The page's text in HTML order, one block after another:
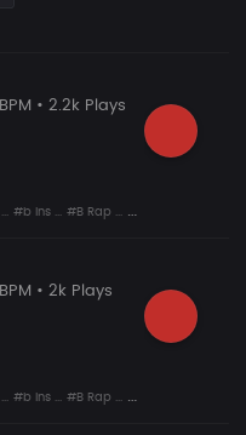
• 2.2k Plays
#b Ins ... #B Rap ... #Shit ...
• 2k Plays
#b Ins ... #B Rap ... #Shit ...